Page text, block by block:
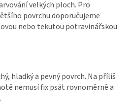
velkých ploch. Pro
povrchu doporučujeme
nebo tekutou potravinářskou
hladký a pevný povrch. Na příliš
nemusí fix psát rovnoměrně a